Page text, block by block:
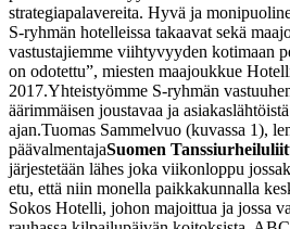
strategiapalavereita. Hyvä ja
S-ryhmän hotelleissa takaavat sekä
vastustajiemme viihtyvyyden kotimaan
on odotettu”, miesten maajoukkue
2017.Yhteistyömme S-ryhmän
äärimmäisen joustavaa ja
ajan.Tuomas Sammelvuo (kuvassa 1),
päävalmentajaSuomen
järjestetään lähes joka viikonloppu
etu, että niin monella paikkakunnalla
Sokos Hotelli, johon majoittua ja jossa